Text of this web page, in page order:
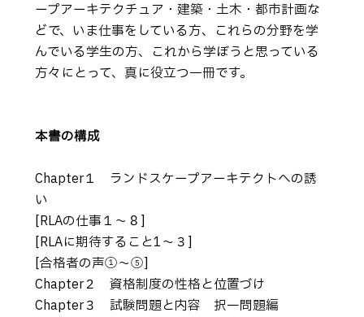
ープアーキテクチュア・建築・土木・都市計画な
どで、いま仕事をしている方、これらの分野を学
んでいる学生の方、これから学ぼうと思っている
方々にとって、真に役立つ一冊です。
本書の構成
Chapter１ ランドスケープアーキテクトへの誘
い
[RLAの仕事１～８]
[RLAに期待すること1～３]
[合格者の声①～⑤]
Chapter２ 資格制度の性格と位置づけ
Chapter３ 試験問題と内容 択一問題編